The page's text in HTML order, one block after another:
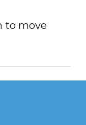
to move